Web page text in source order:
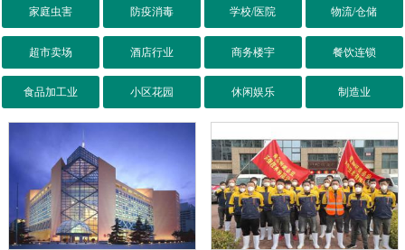
家庭虫害 防疫消毒 学校/医院 物流/仓储
超市卖场 酒店行业 商务楼宇 餐饮连锁
食品加工业 小区花园 休闲娱乐 制造业